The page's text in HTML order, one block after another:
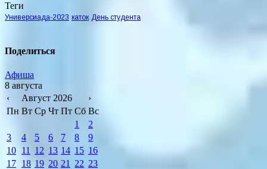
Теги
Универсиада-2023 каток День студента
Поделиться
Афиша
8 августа
‹
Август 2026
›
Пн Вт Ср Чт Пт Сб Вс
1
2
3
4 5 6 7 8
9
10 11 12 13 14 15 16
17 18 19 20 21 22 23